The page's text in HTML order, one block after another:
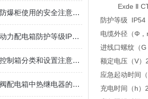
户外双门防爆柜使用的安全注意事项
防爆照明动力配电箱防护等级IP65的介绍
三防电源控制箱分类和设置注意事项
防爆电动阀配电箱中热继电器的使用需要注意哪些事项
Exde Ⅱ
防护等级
电缆外径（Φ
进线口螺纹（
额定电压（V
应急起动时间
充电时间（h